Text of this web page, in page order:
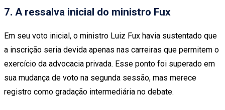
7. A ressalva inicial do ministro Fux
Em seu voto inicial, o ministro Luiz Fux havia sustentado que
a inscrição seria devida apenas nas carreiras que permitem o
exercício da advocacia privada. Esse ponto foi superado em
sua mudança de voto na segunda sessão, mas merece
registro como gradação intermediária no debate.